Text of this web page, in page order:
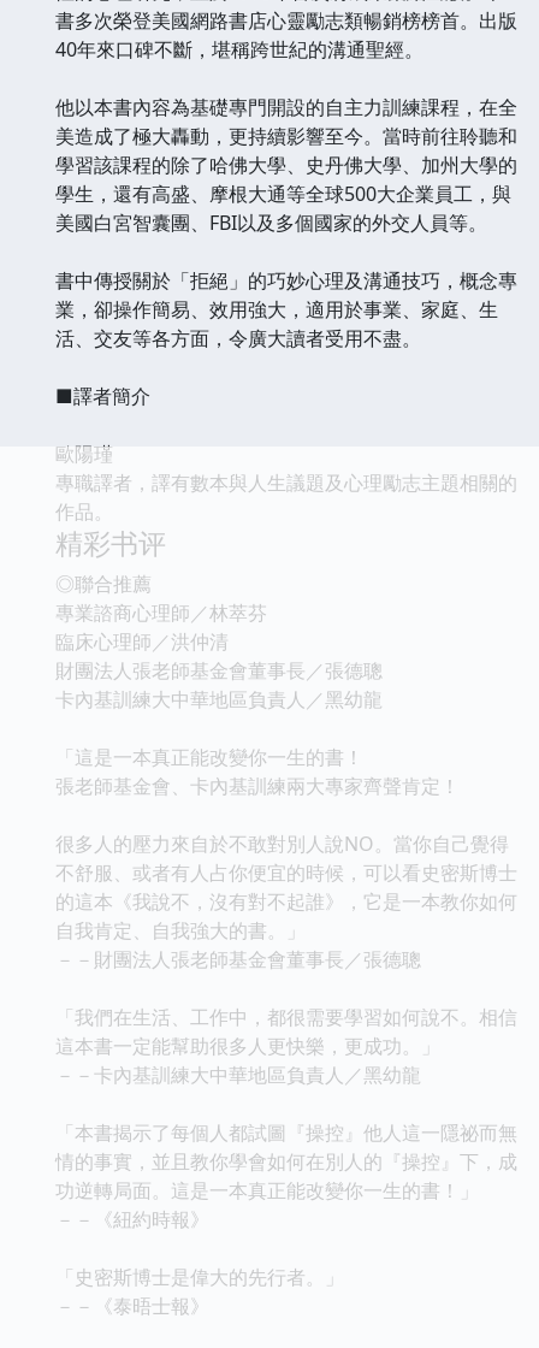
書多次榮登美國網路書店心靈勵志類暢銷榜榜首。出版
40年來口碑不斷，堪稱跨世紀的溝通聖經。
他以本書內容為基礎專門開設的自主力訓練課程，在全
美造成了極大轟動，更持續影響至今。當時前往聆聽和
學習該課程的除了哈佛大學、史丹佛大學、加州大學的
學生，還有高盛、摩根大通等全球500大企業員工，與
美國白宮智囊團、FBI以及多個國家的外交人員等。
書中傳授關於「拒絕」的巧妙心理及溝通技巧，概念專
業，卻操作簡易、效用強大，適用於事業、家庭、生
活、交友等各方面，令廣大讀者受用不盡。
■譯者簡介
歐陽瑾
專職譯者，譯有數本與人生議題及心理勵志主題相關的
作品。
精彩书评
◎聯合推薦
專業諮商心理師／林萃芬
臨床心理師／洪仲清
財團法人張老師基金會董事長／張德聰
卡內基訓練大中華地區負責人／黑幼龍
「這是一本真正能改變你一生的書！
張老師基金會、卡內基訓練兩大專家齊聲肯定！
很多人的壓力來自於不敢對別人說NO。當你自己覺得
不舒服、或者有人占你便宜的時候，可以看史密斯博士
的這本《我說不，沒有對不起誰》，它是一本教你如何
自我肯定、自我強大的書。」
－－財團法人張老師基金會董事長／張德聰
「我們在生活、工作中，都很需要學習如何說不。相信
這本書一定能幫助很多人更快樂，更成功。」
－－卡內基訓練大中華地區負責人／黑幼龍
「本書揭示了每個人都試圖『操控』他人這一隱祕而無
情的事實，並且教你學會如何在別人的『操控』下，成
功逆轉局面。這是一本真正能改變你一生的書！」
－－《紐約時報》
「史密斯博士是偉大的先行者。」
－－《泰晤士報》